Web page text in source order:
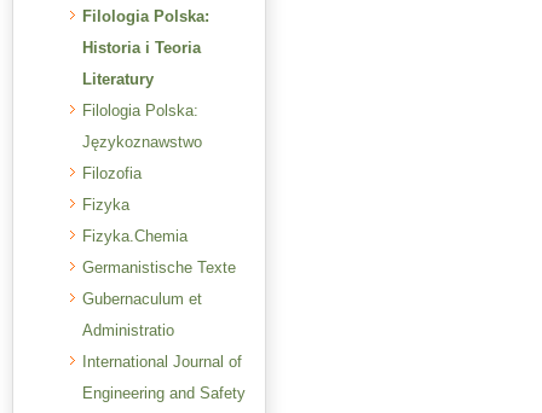
Filologia Polska:
Historia i Teoria
Literatury
Filologia Polska:
Językoznawstwo
Filozofia
Fizyka
Fizyka.Chemia
Germanistische Texte
Gubernaculum et
Administratio
International Journal of
Engineering and Safety